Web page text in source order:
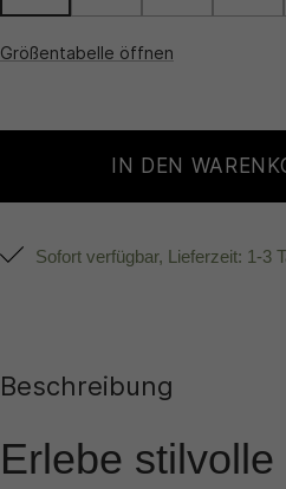
Größentabelle öffnen
IN DEN
Sofort verfügbar, Lieferzeit: 1-3
Beschreibung
Erlebe